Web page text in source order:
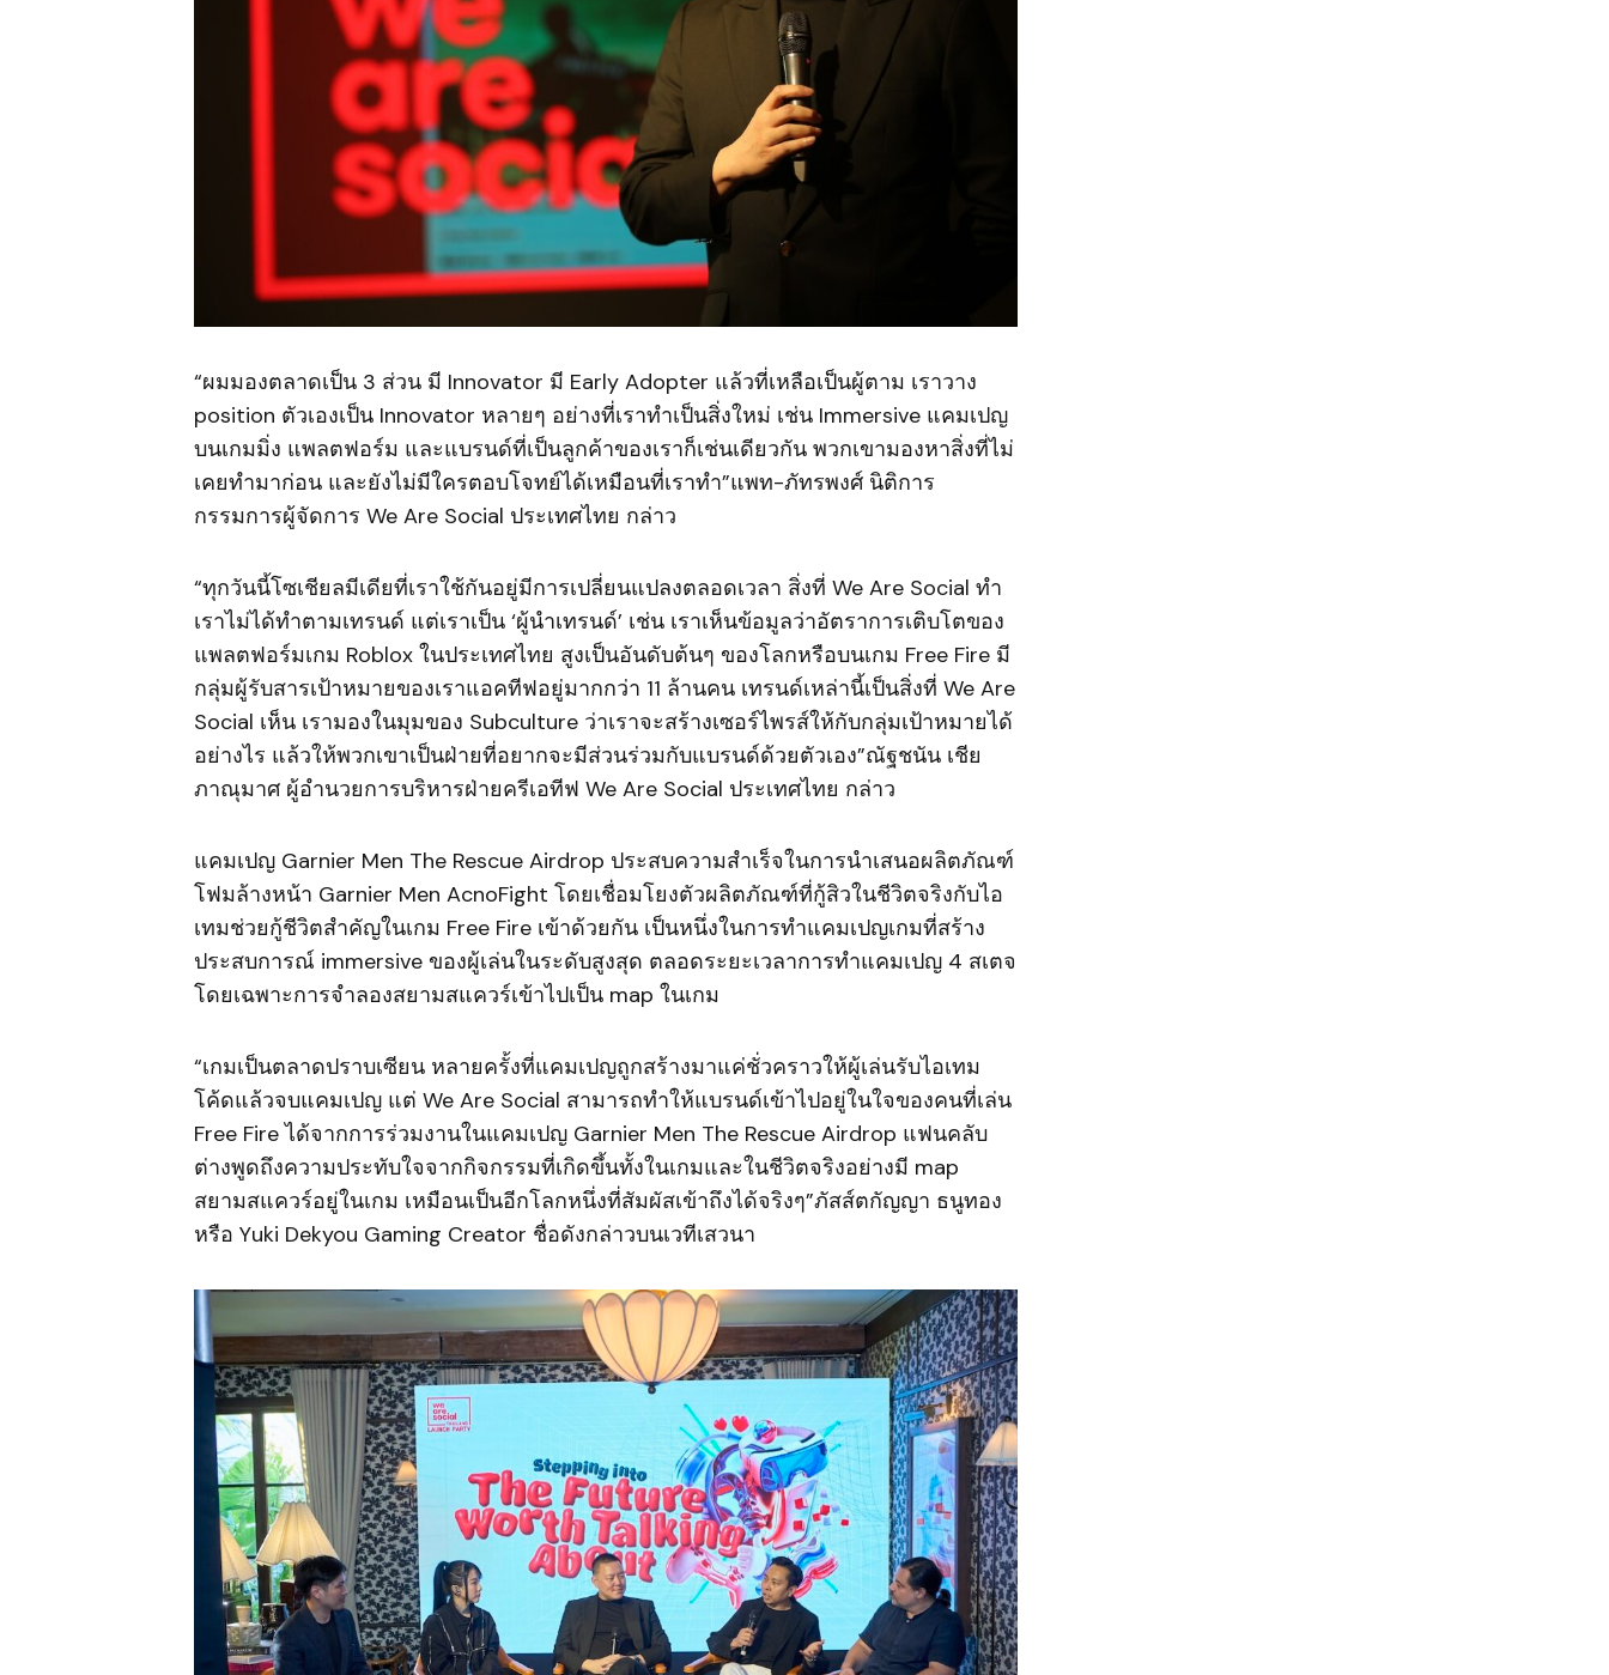
“ผมมองตลาดเป็น 3 ส่วน มี Innovator มี Early Adopter แล้วที่เหลือเป็นผู้ตาม เราวาง
position ตัวเองเป็น Innovator หลายๆ อย่างที่เราทำเป็นสิ่งใหม่ เช่น Immersive แคมเปญ
บนเกมมิ่ง แพลตฟอร์ม และแบรนด์ที่เป็นลูกค้าของเราก็เช่นเดียวกัน พวกเขามองหาสิ่งที่ไม่
เคยทำมาก่อน และยังไม่มีใครตอบโจทย์ได้เหมือนที่เราทำ”แพท-ภัทรพงศ์ นิติการ
กรรมการผู้จัดการ We Are Social ประเทศไทย กล่าว
“ทุกวันนี้โซเชียลมีเดียที่เราใช้กันอยู่มีการเปลี่ยนแปลงตลอดเวลา สิ่งที่ We Are Social ทำ
เราไม่ได้ทำตามเทรนด์ แต่เราเป็น ‘ผู้นำเทรนด์’ เช่น เราเห็นข้อมูลว่าอัตราการเติบโตของ
แพลตฟอร์มเกม Roblox ในประเทศไทย สูงเป็นอันดับต้นๆ ของโลกหรือบนเกม Free Fire มี
กลุ่มผู้รับสารเป้าหมายของเราแอคทีฟอยู่มากกว่า 11 ล้านคน เทรนด์เหล่านี้เป็นสิ่งที่ We Are
Social เห็น เรามองในมุมของ Subculture ว่าเราจะสร้างเซอร์ไพรส์ให้กับกลุ่มเป้าหมายได้
อย่างไร แล้วให้พวกเขาเป็นฝ่ายที่อยากจะมีส่วนร่วมกับแบรนด์ด้วยตัวเอง”ณัฐชนัน เชีย
ภาณุมาศ ผู้อำนวยการบริหารฝ่ายครีเอทีฟ We Are Social ประเทศไทย กล่าว
แคมเปญ Garnier Men The Rescue Airdrop ประสบความสำเร็จในการนำเสนอผลิตภัณฑ์
โฟมล้างหน้า Garnier Men AcnoFight โดยเชื่อมโยงตัวผลิตภัณฑ์ที่กู้สิวในชีวิตจริงกับไอ
เทมช่วยกู้ชีวิตสำคัญในเกม Free Fire เข้าด้วยกัน เป็นหนึ่งในการทำแคมเปญเกมที่สร้าง
ประสบการณ์ immersive ของผู้เล่นในระดับสูงสุด ตลอดระยะเวลาการทำแคมเปญ 4 สเตจ
โดยเฉพาะการจำลองสยามสแควร์เข้าไปเป็น map ในเกม
“เกมเป็นตลาดปราบเซียน หลายครั้งที่แคมเปญถูกสร้างมาแค่ชั่วคราวให้ผู้เล่นรับไอเทม
โค้ดแล้วจบแคมเปญ แต่ We Are Social สามารถทำให้แบรนด์เข้าไปอยู่ในใจของคนที่เล่น
Free Fire ได้จากการร่วมงานในแคมเปญ Garnier Men The Rescue Airdrop แฟนคลับ
ต่างพูดถึงความประทับใจจากกิจกรรมที่เกิดขึ้นทั้งในเกมและในชีวิตจริงอย่างมี map
สยามสแควร์อยู่ในเกม เหมือนเป็นอีกโลกหนึ่งที่สัมผัสเข้าถึงได้จริงๆ”ภัสส์ตกัญญา ธนูทอง
หรือ Yuki Dekyou Gaming Creator ชื่อดังกล่าวบนเวทีเสวนา